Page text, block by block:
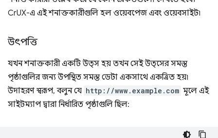
CrUX-এ এই শনাক্তকারীগুলি হল ওয়েবপেজ এবং ওয়েবসাইট৷
উৎপত্তি
যখন শনাক্তকারী একটি উত্স হয় তখন সেই উত্সের সমস্ত
পৃষ্ঠাগুলির জন্য উপস্থিত সমস্ত ডেটা একসাথে একত্রিত হয়৷
উদাহরণ স্বরূপ, বলুন যে http://www.example.com মূলে এই
সাইটম্যাপ দ্বারা নির্ধারিত পৃষ্ঠাগুলি ছিল: